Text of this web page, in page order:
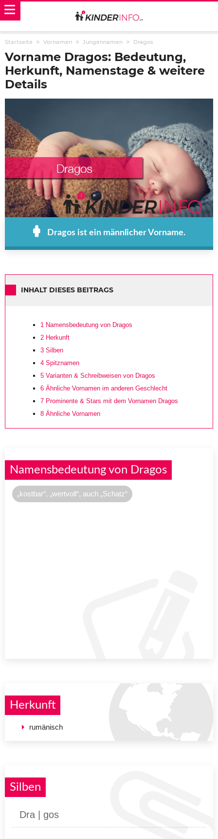
Startseite Vornamen Jungennamen Dragos
Vorname Dragos: Bedeutung,
Herkunft, Namenstage & weitere
Details
Dragos ist ein männlicher Vorname.
INHALT DIESES BEITRAGS
1 Namensbedeutung von Dragos
2 Herkunft
3 Silben
4 Spitznamen
5 Varianten & Schreibweisen von Dragos
6 Ähnliche Vornamen im anderen Geschlecht
7 Prominente & Stars mit dem Vornamen Dragos
8 Ähnliche Vornamen
Namensbedeutung von Dragos
„kostbar“, „wertvoll“, auch „Schatz“
Herkunft
rumänisch
Silben
Dra | gos